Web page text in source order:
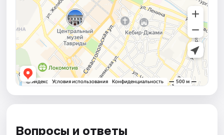
Вопросы и ответы